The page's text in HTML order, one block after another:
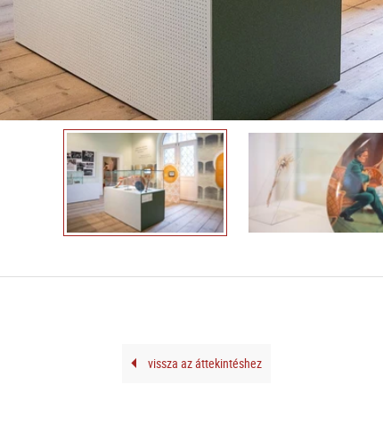
vissza az áttekintéshez